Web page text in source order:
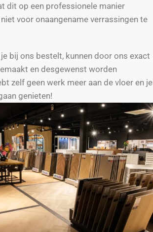
dit op een professionele manier
voor onaangename verrassingen te
bij ons bestelt, kunnen door ons exact
en desgewenst worden
zelf geen werk meer aan de vloer en je
genieten!